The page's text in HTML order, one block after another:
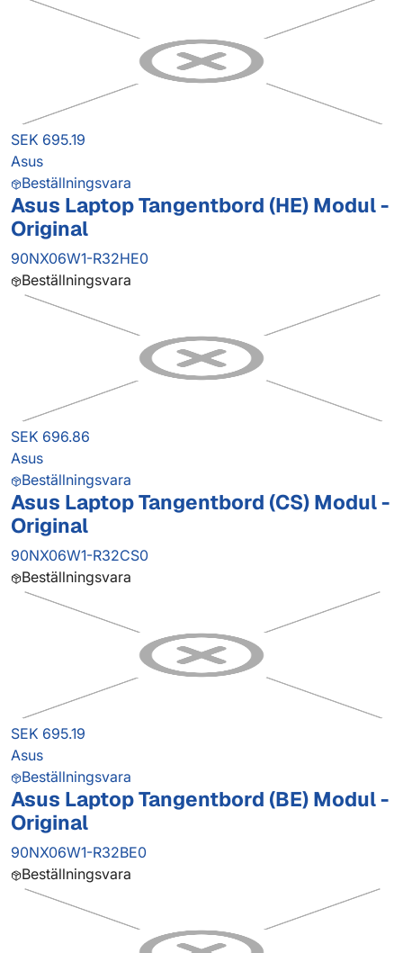
SEK 695.19
Asus
Beställningsvara
Asus Laptop Tangentbord (HE) Modul -
Original
90NX06W1-R32HE0
Beställningsvara
SEK 696.86
Asus
Beställningsvara
Asus Laptop Tangentbord (CS) Modul -
Original
90NX06W1-R32CS0
Beställningsvara
SEK 695.19
Asus
Beställningsvara
Asus Laptop Tangentbord (BE) Modul -
Original
90NX06W1-R32BE0
Beställningsvara